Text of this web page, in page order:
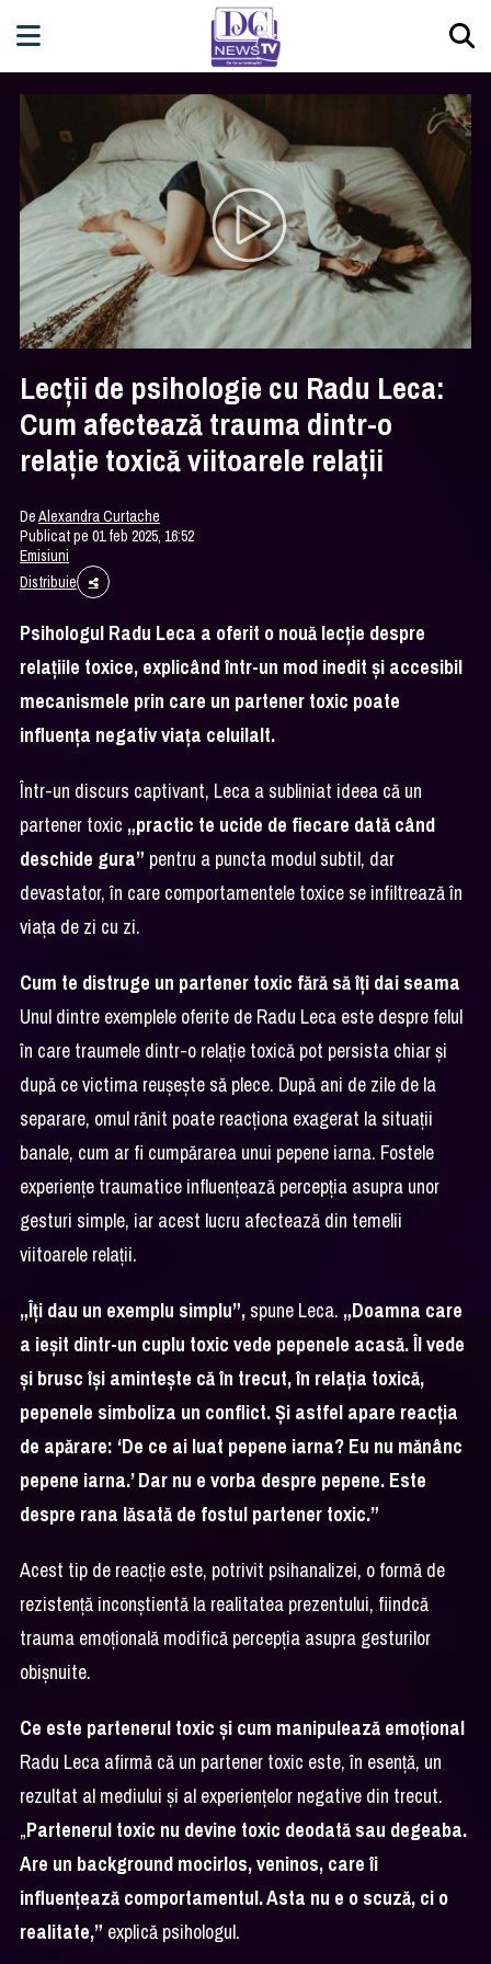
Lecții de psihologie cu Radu Leca:
Cum afectează trauma dintr-o
relație toxică viitoarele relații
DeAlexandra Curtache
Publicat pe 01 feb 2025, 16:52
Emisiuni
Distribuie
Psihologul Radu Leca a oferit o nouă lecție despre
relațiile toxice, explicând într-un mod inedit și accesibil
mecanismele prin care un partener toxic poate
influența negativ viața celuilalt.
Într-un discurs captivant, Leca a subliniat ideea că un
partener toxic „practic te ucide de fiecare dată când
deschide gura” pentru a puncta modul subtil, dar
devastator, în care comportamentele toxice se infiltrează în
viața de zi cu zi.
Cum te distruge un partener toxic fără să îți dai seama
Unul dintre exemplele oferite de Radu Leca este despre felul
în care traumele dintr-o relație toxică pot persista chiar și
după ce victima reușește să plece. După ani de zile de la
separare, omul rănit poate reacționa exagerat la situații
banale, cum ar fi cumpărarea unui pepene iarna. Fostele
experiențe traumatice influențează percepția asupra unor
gesturi simple, iar acest lucru afectează din temelii
viitoarele relații.
„Îți dau un exemplu simplu”, spune Leca. „Doamna care
a ieșit dintr-un cuplu toxic vede pepenele acasă. Îl vede
și brusc își amintește că în trecut, în relația toxică,
pepenele simboliza un conflict. Și astfel apare reacția
de apărare: ‘De ce ai luat pepene iarna? Eu nu mănânc
pepene iarna.’ Dar nu e vorba despre pepene. Este
despre rana lăsată de fostul partener toxic.”
Acest tip de reacție este, potrivit psihanalizei, o formă de
rezistență inconștientă la realitatea prezentului, fiindcă
trauma emoțională modifică percepția asupra gesturilor
obișnuite.
Ce este partenerul toxic și cum manipulează emoțional
Radu Leca afirmă că un partener toxic este, în esență, un
rezultat al mediului și al experiențelor negative din trecut.
„Partenerul toxic nu devine toxic deodată sau degeaba.
Are un background mocirlos, veninos, care îi
influențează comportamentul. Asta nu e o scuză, ci o
realitate,” explică psihologul.